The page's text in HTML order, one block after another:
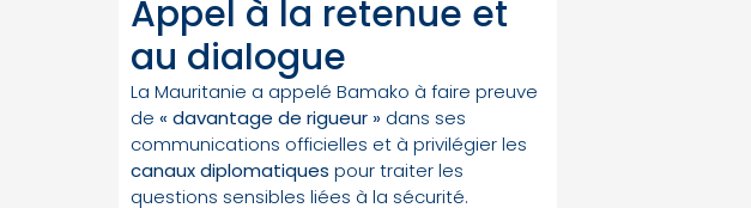
Appel à la retenue et
au dialogue
La Mauritanie a appelé Bamako à faire preuve
de « davantage de rigueur » dans ses
communications officielles et à privilégier les
canaux diplomatiques pour traiter les
questions sensibles liées à la sécurité.